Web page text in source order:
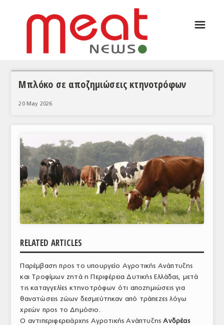
ΑΝΑΛΥΣΕΙΣ
ΚΟΣΜΟΣ
ΕΙΔΗΣΕΙΣ
ΕΥΡΩΠΑΪΚΕΣ ΑΠΟΦΑΣΕΙΣ
ΘΕΜΑΤΑ
ΑΝΑΛΥΣΕΙΣ
ΠΑΡΑΓΩΓΗ & ΕΜΠΟΡΙΑ
ΣΦΑΓΕΙΑ
ΠΡΩΤΕΣ ΥΛΕΣ
☰
Μπλόκο σε αποζημιώσεις κτηνοτρόφων
20 May 2026
RELATED ARTICLES
Παρέμβαση προς το υπουργείο Αγροτικής Ανάπτυξης
και Τροφίμων ζητά η Περιφέρεια Δυτικής Ελλάδας, μετά
τις καταγγελίες κτηνοτρόφων ότι αποζημιώσεις για
θανατώσεις ζώων δεσμεύτηκαν από τράπεζες λόγω
χρεών προς το Δημόσιο.
Ο αντιπεριφερειάρχης Αγροτικής Ανάπτυξης Ανδρέας